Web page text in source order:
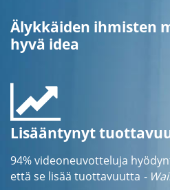
Älykkäiden ihmisten
hyvä idea
Lisääntynyt
94% videoneuvotteluja
että se lisää tuottavuutta -